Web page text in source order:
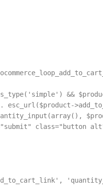
&&
esc_url($product-
class="button